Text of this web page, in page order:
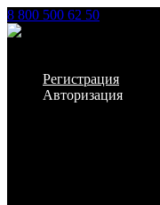
8 800 500 62 50
Регистрация
Авторизация